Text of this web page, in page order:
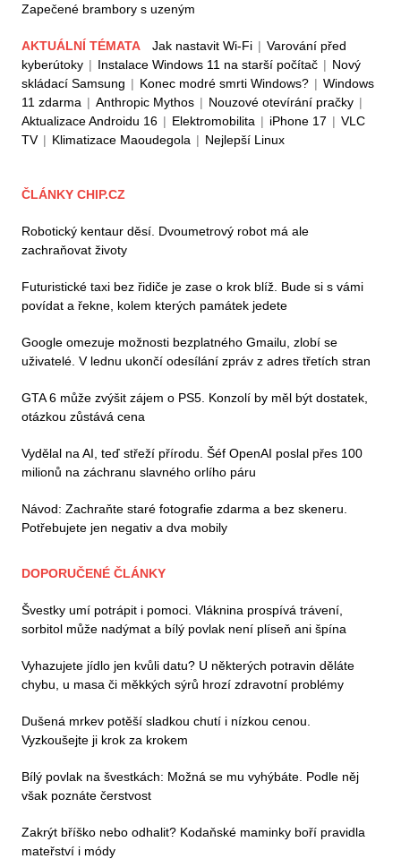
Zapečené brambory s uzeným
AKTUÁLNÍ TÉMATA Jak nastavit Wi-Fi | Varování před
kyberútoky | Instalace Windows 11 na starší počítač | Nový
skládací Samsung | Konec modré smrti Windows? | Windows
11 zdarma | Anthropic Mythos | Nouzové otevírání pračky |
Aktualizace Androidu 16 | Elektromobilita | iPhone 17 | VLC
TV | Klimatizace Maoudegola | Nejlepší Linux
ČLÁNKY CHIP.CZ
Robotický kentaur děsí. Dvoumetrový robot má ale
zachraňovat životy
Futuristické taxi bez řidiče je zase o krok blíž. Bude si s vámi
povídat a řekne, kolem kterých památek jedete
Google omezuje možnosti bezplatného Gmailu, zlobí se
uživatelé. V lednu ukončí odesílání zpráv z adres třetích stran
GTA 6 může zvýšit zájem o PS5. Konzolí by měl být dostatek,
otázkou zůstává cena
Vydělal na AI, teď střeží přírodu. Šéf OpenAI poslal přes 100
milionů na záchranu slavného orlího páru
Návod: Zachraňte staré fotografie zdarma a bez skeneru.
Potřebujete jen negativ a dva mobily
DOPORUČENÉ ČLÁNKY
Švestky umí potrápit i pomoci. Vláknina prospívá trávení,
sorbitol může nadýmat a bílý povlak není plíseň ani špína
Vyhazujete jídlo jen kvůli datu? U některých potravin děláte
chybu, u masa či měkkých sýrů hrozí zdravotní problémy
Dušená mrkev potěší sladkou chutí i nízkou cenou.
Vyzkoušejte ji krok za krokem
Bílý povlak na švestkách: Možná se mu vyhýbáte. Podle něj
však poznáte čerstvost
Zakrýt bříško nebo odhalit? Kodaňské maminky boří pravidla
mateřství i módy